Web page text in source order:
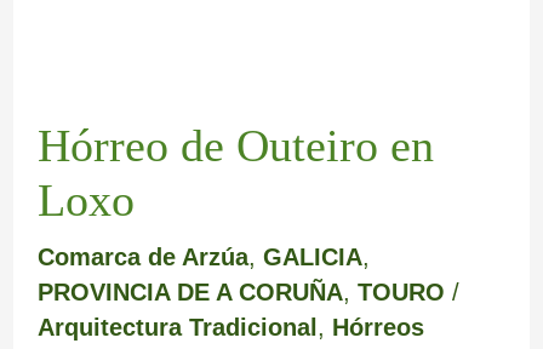
Hórreo de Outeiro en
Loxo
Comarca de Arzúa, GALICIA,
PROVINCIA DE A CORUÑA, TOURO /
Arquitectura Tradicional , Hórreos